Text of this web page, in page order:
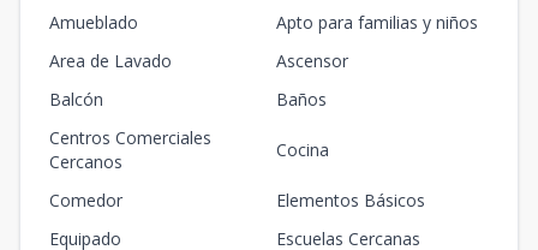
Amueblado
Apto para familias y niños
Area de Lavado
Ascensor
Balcón
Baños
Centros Comerciales
Cercanos
Cocina
Comedor
Elementos Básicos
Equipado
Escuelas Cercanas